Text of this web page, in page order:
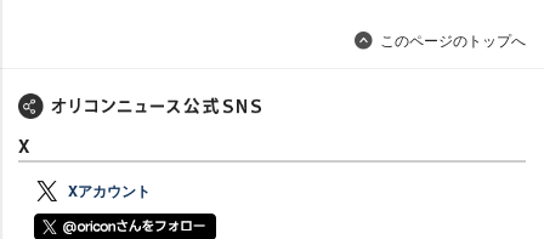
このページのトップへ
X
Xアカウント